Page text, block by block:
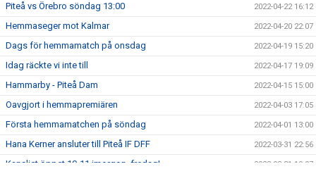
Piteå vs Örebro söndag 13:00 2022-04-22 16:12
Hemmaseger mot Kalmar 2022-04-20 22:07
Dags för hemmamatch på onsdag 2022-04-19 15:20
Idag räckte vi inte till 2022-04-17 19:09
Hammarby - Piteå Dam 2022-04-15 15:00
Oavgjort i hemmapremiären 2022-04-03 17:05
Första hemmamatchen på söndag 2022-04-01 13:00
Hana Kerner ansluter till Piteå IF DFF 2022-03-31 22:56
Kansliet öppet 10-11 imorgon, fredag! 2022-03-31 19:07